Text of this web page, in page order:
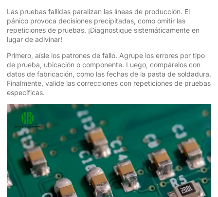
Las pruebas fallidas paralizan las líneas de producción. El
pánico provoca decisiones precipitadas, como omitir las
repeticiones de pruebas. ¡Diagnostique sistemáticamente en
lugar de adivinar!
Primero, aísle los patrones de fallo. Agrupe los errores por tipo
de prueba, ubicación o componente. Luego, compárelos con
datos de fabricación, como las fechas de la pasta de soldadura.
Finalmente, valide las correcciones con repeticiones de pruebas
específicas.